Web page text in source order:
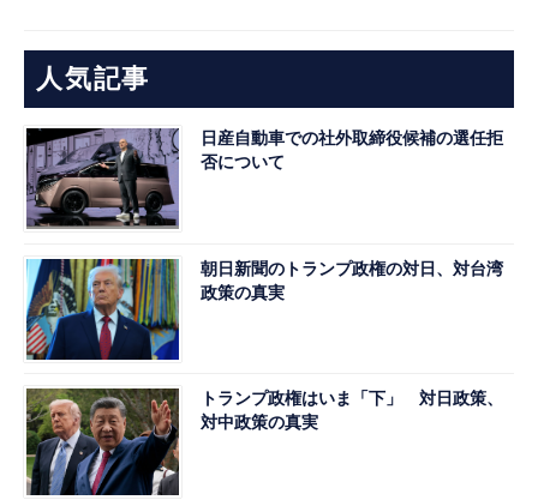
人気記事
日産自動車での社外取締役候補の選任拒
否について
朝日新聞のトランプ政権の対日、対台湾
政策の真実
トランプ政権はいま「下」 対日政策、
対中政策の真実